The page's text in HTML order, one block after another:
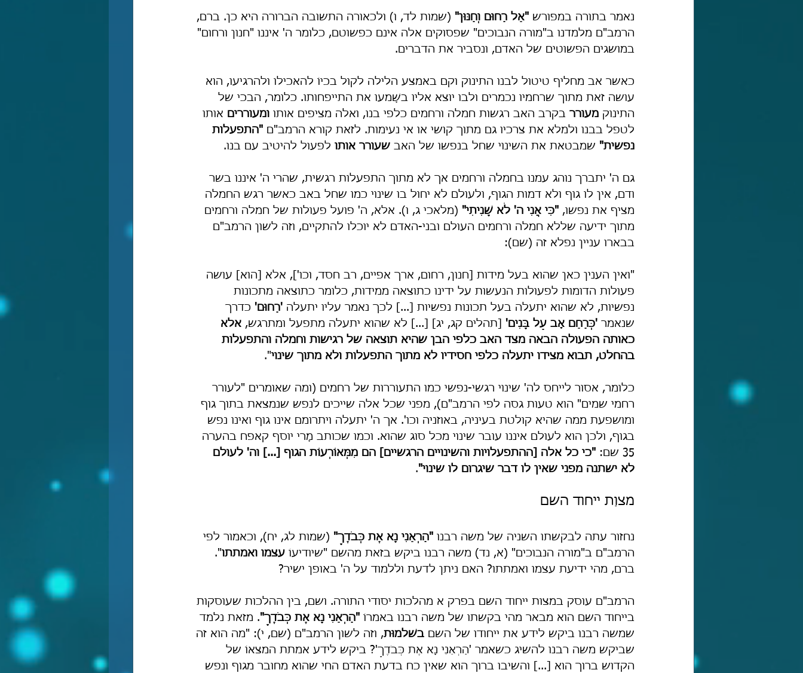
נאמר בתורה במפורש "אֵל רַחוּם וְחַנּוּן" (שמות לד, ו) ולכאורה התשובה הברורה היא כן. ברם,
הרמב"ם מלמדנו ב"מורה הנבוכים" שפסוקים אלה אינם כפשוטם, כלומר ה' איננו "חנון ורחום"
במושגים הפשוטים של האדם, ונסביר את הדברים.
כאשר אב מחליף טיטול לבנו התינוק וקם באמצע הלילה לקול בכיוֹ להאכילו ולהרגיעו, הוא
עושה זאת מתוך שרחמיו נכמרים ולבו יוצא אליו בשָׁמעו את התייפחותו. כלומר, הבכי של
התינוק מעורר בקרב האב רגשות חמלה ורחמים כלפי בנו, ואלה מציפים אותו ומעוררים אותו
לטפל בבנו ולמלא את צרכיו גם מתוך קושי או אי נעימות. לזאת קורא הרמב"ם "התפעלות
נפשית" שמבטאת את השינוי שחל בנפשו של האב שעורר אותו לפעול להיטיב עם בנו.
גם ה' יתברך נוהג עמנו בחמלה ורחמים אך לא מתוך התפעלות רגשית, שהרי ה' איננו בשר
ודם, אין לו גוף ולא דמות הגוף, ולעולם לא יחול בו שינוי כמו שחל באב כאשר רגש החמלה
מציף את נפשו, "כִּי אֲנִי ה' לֹא שָׁנִיתִי" (מלאכי ג, ו). אלא, ה' פועל פעולות של חמלה ורחמים
מתוך ידיעה שללא חמלה ורחמים העולם ובני-האדם לא יוכלו להתקיים, וזה לשון הרמב"ם
בבארו עניין נפלא זה (שם):
"ואין הענין כאן שהוא בעל מידות [חנון, רחום, ארך אפיים, רב חסד, וכו'], אלא [הוא] עושה
פעולות הדומות לפעולות הנעשות על ידינו כתוצאה ממידות, כלומר כתוצאה מתכונות
נפשיות, לא שהוא יתעלה בעל תכונות נפשיות [...] לכך נאמר עליו יתעלה 'רַחוּם' כדרך
שנאמר 'כְּרַחֵם אָב עַל בָּנִים' [תהלים קג, יג] [...] לא שהוא יתעלה מתפעל ומתרגש, אלא
כאותה הפעולה הבאה מצד האב כלפי הבן שהיא תוצאה של רגישות וחמלה והתפעלות
בהחלט, תבוא מצידו יתעלה כלפי חסידיו לא מתוך התפעלות ולא מתוך שינוי".
כלומר, אסור לייחס לה' שינוי רגשי-נפשי כמו התעוררות של רחמים (ומה שאומרים "לעורר
רחמי שמים" הוא טעות גסה לפי הרמב"ם), מפני שכל אלה שייכים לנפש שנמצאת בתוך גוף
ומושפעת ממה שהיא קולטת בעיניה, באוזניה וכו'. אך ה' יתעלה ויתרומם אינו גוף ואינו נפש
בגוף, ולכן הוא לעולם איננו עובר שינוי מכל סוג שהוא. וכמו שכותב מָרי יוסף קאפח בהערה
35 שם:
"כי כל אלה [ההתפעלויות והשינויים הרגשיים] הם מִמְּאוֹרְעוֹת הגוף [...] וה' לעולם
לא ישתנה מפני שאין לו דבר שיגרום לו שינוי".
מצוַת ייחוד השם
נחזור עתה לבקשתו השניה של משה רבנו "הַרְאֵנִי נָא אֶת כְּבֹדֶךָ" (שמות לג, יח), וכאמור לפי
הרמב"ם ב"מורה הנבוכים" (א, נד) משה רבנו ביקש בזאת מהשם "שיודיעוֹ עצמו ואמתתו".
ברם, מהי ידיעת עצמו ואמתתו? האם ניתן לדעת וללמוד על ה' באופן ישיר?
הרמב"ם עוסק במצות ייחוד השם בפרק א מהלכות יסודי התורה. ושם, בין ההלכות שעוסקות
בייחוד השם הוא מבאר מהי בקשתו של משה רבנו באמרוֹ "הַרְאֵנִי נָא אֶת כְּבֹדֶךָ". מזאת נלמד
שמשה רבנו ביקש לידע את ייחודו של השם בשׁלמוּת, וזה לשון הרמב"ם (שם, י): "מה הוא זה
שביקש משה רבנו להשיג כשאמר 'הַרְאֵנִי נָא אֶת כְּבֹדֶךָ'? ביקש לידע אמתת המצאוֹ של
הקדוש ברוך הוא [...] והשיבו ברוך הוא שאין כח בדעת האדם החי שהוא מחובר מגוף ונפש